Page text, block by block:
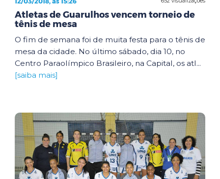
Atletas de Guarulhos vencem torneio de
tênis de mesa
O fim de semana foi de muita festa para o tênis de
mesa da cidade. No último sábado, dia 10, no
Centro Paraolímpico Brasileiro, na Capital, os atl...
[saiba mais]